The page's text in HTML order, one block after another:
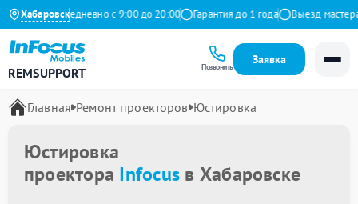
ХабаровскЕжедневно с 9:00 до 20:00 Гарантия до 1 года Выезд мастера
REMSUPPORT Позвонить
Заявка
Главная Ремонт проекторов Юстировка
Юстировка
проектора Infocus в Хабаровске